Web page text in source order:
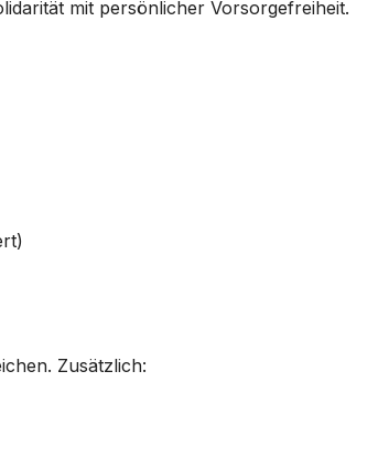
mit persönlicher Vorsorgefreiheit.
Zusätzlich: